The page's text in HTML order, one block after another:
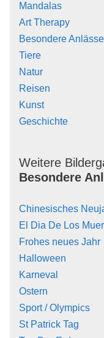
Mandalas
Art Therapy
Besondere Anlässe
Tiere
Natur
Reisen
Kunst
Geschichte
Weitere
Besondere
Chinesisches
El Dia De Los
Frohes neues Jahr
Halloween
Karneval
Ostern
Sport / Olympics
St Patrick Tag